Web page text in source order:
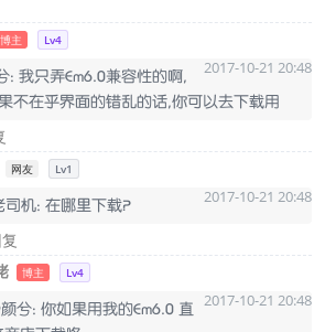
博主 Lv4
2017-10-21 20:48
: 我只弄Em6.0兼容性的啊,
不在乎界面的错乱的话,你可以去下载用
网友 Lv1
2017-10-21 20:48
司机: 在哪里下载？
博主 Lv4
2017-10-21 20:48
颜兮: 你如果用我的Em6.0 直